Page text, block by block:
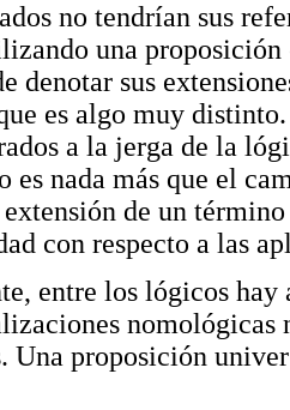
no tendrían sus
una
denotar sus
es algo muy
a la jerga de la
es nada más que el
de un
con respecto a las
entre los lógicos
nomológicas
Una proposición